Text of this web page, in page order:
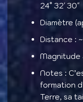
24° 32′ 30″
Diamètre
Distance :
Magnitude
Notes :
formation
Terre, sa